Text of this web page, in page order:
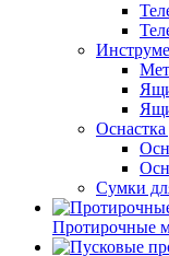
Оснастка
Сумки
Протирочные